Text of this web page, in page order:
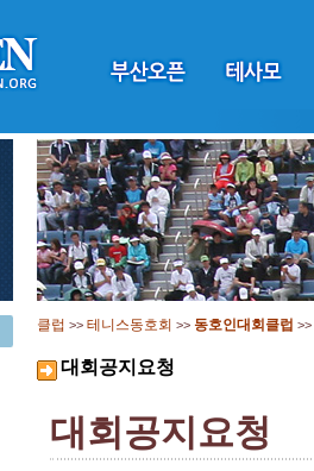
클럽 >> 테니스동호회 >> 동호인대회클럽 >>
대회공지요청
대회공지요청